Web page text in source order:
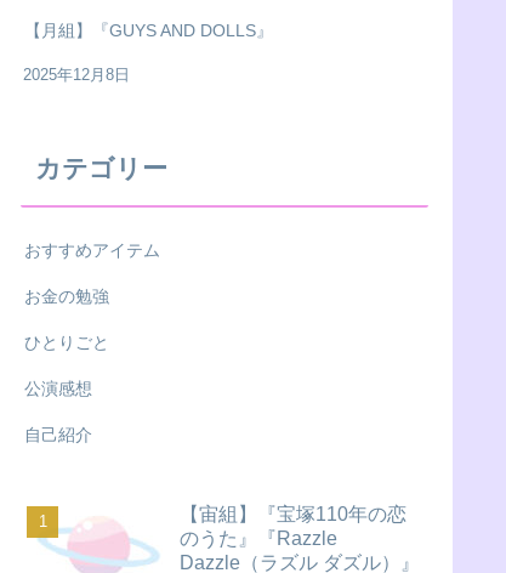
【月組】『GUYS AND DOLLS』
2025年12月8日
カテゴリー
おすすめアイテム
お金の勉強
ひとりごと
公演感想
自己紹介
【宙組】『宝塚110年の恋
のうた』『Razzle
Dazzle（ラズル ダズル）』